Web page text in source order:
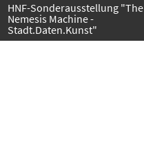
HNF-Sonderausstellung "The
Nemesis Machine -
Stadt.Daten.Kunst"